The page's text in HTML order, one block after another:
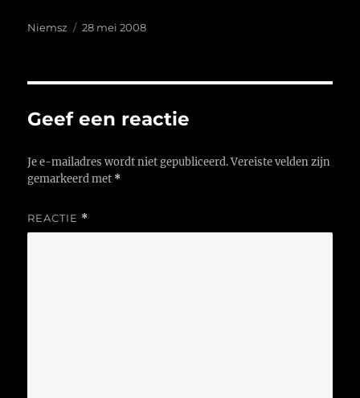
Auteur
Niemsz
Geplaatst
28 mei 2008
Geef een reactie
Je e-mailadres wordt niet gepubliceerd. Vereiste velden zijn
gemarkeerd met *
REACTIE *